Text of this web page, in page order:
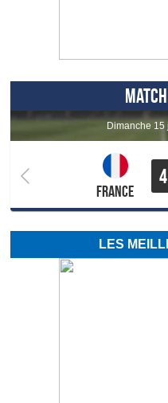
dimanche
France
4
LES